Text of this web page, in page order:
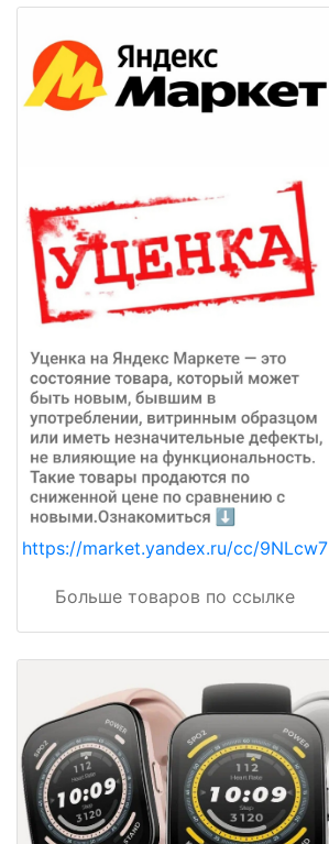
https://market.yandex.ru/cc/9NLcw7
Больше товаров по ссылке